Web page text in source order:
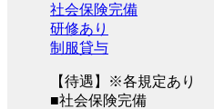
社会保険完備
研修あり
制服貸与
【待遇】※各規定あり
■社会保険完備